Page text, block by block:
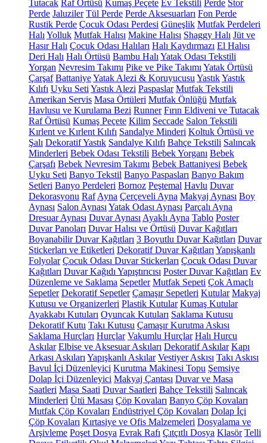
Tutacak Raf Örtüsü Kumaş Peçete Ev Tekstili Perde Stor
Perde Jaluziler Tül Perde Perde Aksesuarları Fon Perde
Rustik Perde Çocuk Odası Perdesi Güneşlik Mutfak Perdeleri
Halı Yolluk Mutfak Halısı Makine Halısı Shaggy Halı Jüt ve
Hasır Halı Çocuk Odası Halıları Halı Kaydırmazı El Halısı
Deri Halı Halı Örtüsü Bambu Halı Yatak Odası Tekstili
Yorgan Nevresim Takımı Pike ve Pike Takımı Yatak Örtüsü
Çarşaf BattaniyeYatak Alezi & Koruyucusu YastıkYastık
Kılıfı Uyku Seti Yastık Alezi Paspaslar Mutfak Tekstili
Amerikan Servis Masa Örtüleri Mutfak Önlüğü Mutfak
Havlusu ve Kurulama Bezi Runner Fırın Eldiveni ve Tutacak
Raf Örtüsü Kumaş Peçete Kilim Seccade Salon Tekstili
Kırlent ve Kırlent Kılıfı Sandalye Minderi Koltuk Örtüsü ve
Şalı Dekoratif Yastık Sandalye Kılıfı Bahçe Tekstili Salıncak
Minderleri Bebek Odası Tekstili Bebek Yorganı Bebek
Çarşafı Bebek Nevresim Takımı Bebek Battaniyesi Bebek
Uyku Seti Banyo Tekstil Banyo Paspasları Banyo Bakım
Setleri Banyo Perdeleri Bornoz Peştemal Havlu Duvar
Dekorasyonu Raf Ayna Çerçeveli Ayna Makyaj Aynası Boy
Aynası Salon Aynası Yatak Odası Aynası Parçalı Ayna
Dresuar Aynası Duvar Aynası Ayaklı Ayna Tablo Poster
Duvar Panoları Duvar Halısı ve Örtüsü Duvar Kağıtları
Boyanabilir Duvar Kağıtları 3 Boyutlu Duvar Kağıtları Duvar
Stickerları ve Etiketleri Dekoratif Duvar Kağıtları Yapışkanlı
Folyolar Çocuk Odası Duvar Stickerları Çocuk Odası Duvar
Kağıtları Duvar Kağıdı Yapıştırıcısı Poster Duvar Kağıtları Ev
Düzenleme ve Saklama Sepetler Mutfak Sepeti Çok Amaçlı
Sepetler Dekoratif Sepetler Çamaşır Sepetleri Kutular Makyaj
Kutusu ve Organizerleri Plastik Kutular Kumaş Kutular
Ayakkabı Kutuları Oyuncak Kutuları Saklama Kutusu
Dekoratif Kutu Takı Kutusu Çamaşır Kurutma Askısı
Saklama Hurçları Hurçlar Vakumlu Hurçlar Halı Hurcu
Askılar Elbise ve Aksesuar Askıları Dekoratif Askılar Kapı
Arkası Askıları Yapışkanlı Askılar Vestiyer Askısı Takı Askısı
Bavul İçi Düzenleyici Kurutma Makinesi Topu Şemsiye
Dolap İçi Düzenleyici Makyaj Çantası Duvar ve Masa
Saatleri Masa Saati Duvar Saatleri Bahçe Tekstili Salıncak
Minderleri Ütü Masası Çöp Kovaları Banyo Çöp Kovaları
Mutfak Çöp Kovaları Endüstriyel Çöp Kovaları Dolap İçi
Çöp Kovaları Kırtasiye ve Ofis Malzemeleri Dosyalama ve
Arşivleme Poşet Dosya Evrak Rafı Çıtçıtlı Dosya Klasör Telli